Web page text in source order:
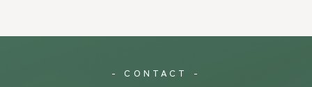
- CONTACT -